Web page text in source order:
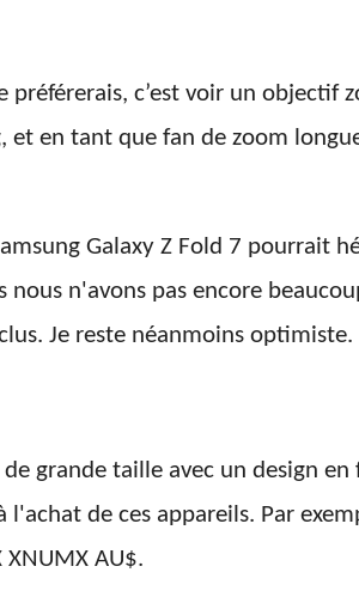
préférerais, c’est voir un objectif
et en tant que fan de zoom
Galaxy Z Fold 7 pourrait
n'avons pas encore
Je reste néanmoins optimiste.
grande taille avec un design
de ces appareils. Par
AU$.